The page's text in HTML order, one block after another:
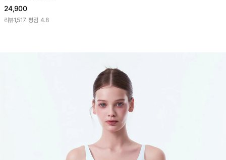
24,900
리뷰1,517 평점 4.8